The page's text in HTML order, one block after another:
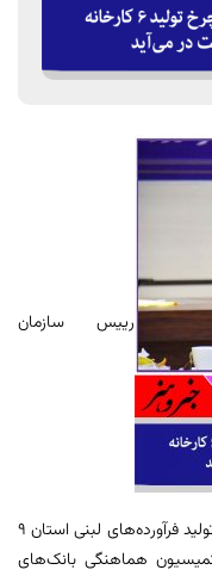
رییس سازمان
جهاد کشاورزی خراسان جنوبی گفت: از ۱۱ واحد تولید فرآورده‌های لبنی استان ۹
هماهنگی بانک‌های